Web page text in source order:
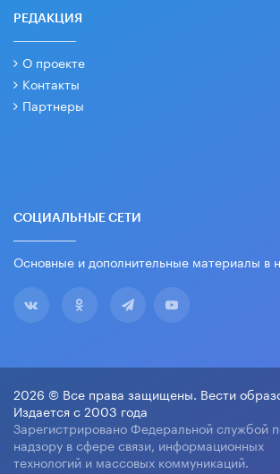
РЕДАКЦИЯ
О проекте
Контакты
Партнеры
СОЦИАЛЬНЫЕ СЕТИ
Основные и дополнительные материалы в
2026 © Все права защищены. Вести
Издается с 2003 года
Зарегистрировано Федеральной службой
надзору в сфере связи, информационных
технологий и массовых коммуникаций.